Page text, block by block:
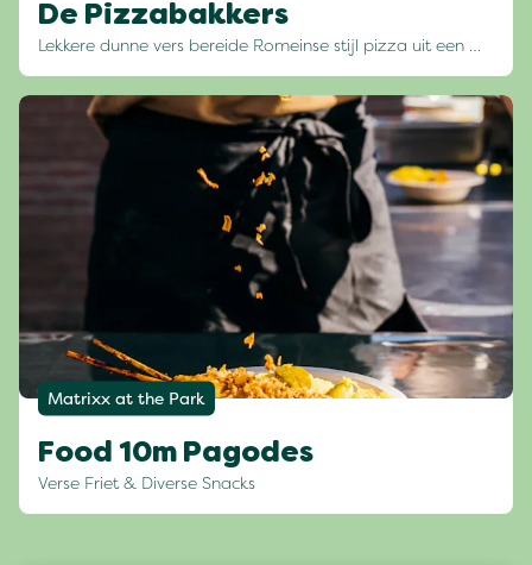
De Pizzabakkers
Lekkere dunne vers bereide Romeinse stijl pizza uit een …
Matrixx at the Park
Food 10m Pagodes
Verse Friet & Diverse Snacks